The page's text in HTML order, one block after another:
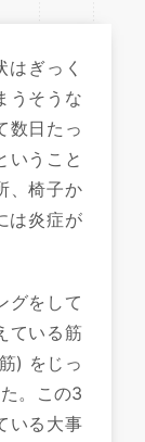
ぎっく
うそうな
数日たっ
いうこと
、椅子か
は炎症が
グをして
ている筋
) をじっ
。この3
いる大事